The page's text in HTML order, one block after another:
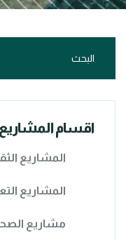
اقسام المشاريع
المشاريع
المشاريع
مشاريع